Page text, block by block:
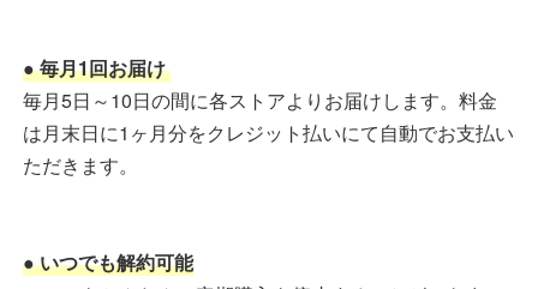
● 毎月1回お届け
毎月5日～10日の間に各ストアよりお届けします。料金
は月末日に1ヶ月分をクレジット払いにて自動でお支払い
ただきます。
● いつでも解約可能